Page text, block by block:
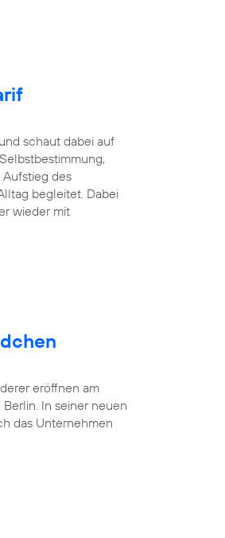
schaut dabei auf
des
begleitet. Dabei
wieder mit
eröffnen am
In seiner neuen
das Unternehmen